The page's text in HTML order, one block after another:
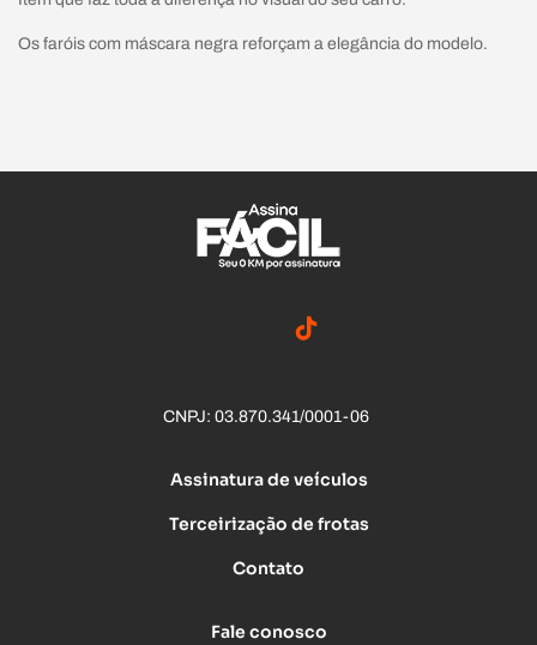
Os faróis com máscara negra reforçam a elegância do modelo.
CNPJ: 03.870.341/0001-06
Assinatura de veículos
Terceirização de frotas
Contato
Fale conosco